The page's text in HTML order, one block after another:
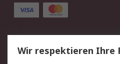
Service
Value Added Services
Wir respektieren Ihre